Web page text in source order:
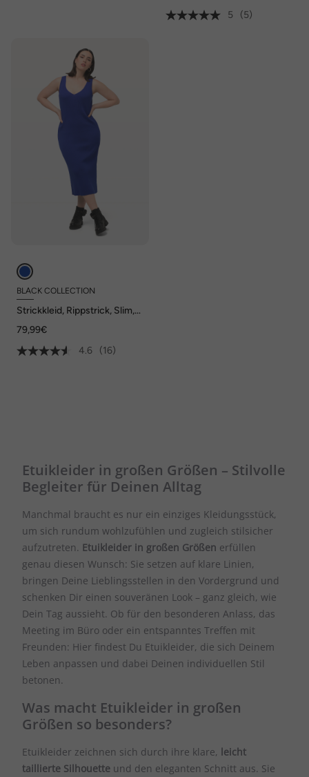
5 (5)
BLACK COLLECTION
Strickkleid, Rippstrick, Slim,
ärmellos
79,99€
4.6
(16)
Etuikleider in großen Größen – Stilvolle
Begleiter für Deinen Alltag
Manchmal braucht es nur ein einziges Kleidungsstück,
um sich rundum wohlzufühlen und zugleich stilsicher
aufzutreten. Etuikleider in großen Größen erfüllen
genau diesen Wunsch: Sie setzen auf klare Linien,
bringen Deine Lieblingsstellen in den Vordergrund und
schenken Dir einen souveränen Look – ganz gleich, wie
Dein Tag aussieht. Ob für den besonderen Anlass, das
Meeting im Büro oder ein entspanntes Treffen mit
Freunden: Hier findest Du Etuikleider, die sich Deinem
Leben anpassen und dabei Deinen individuellen Stil
betonen.
Was macht Etuikleider in großen
Größen so besonders?
Etuikleider zeichnen sich durch ihre klare, leicht
taillierte Silhouette und den eleganten Schnitt aus. Sie